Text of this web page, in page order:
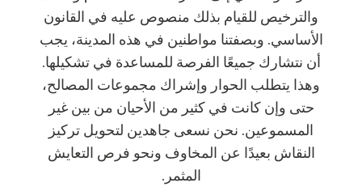
والترخيص للقيام بذلك منصوص عليه في القانون
الأساسي. وبصفتنا مواطنين في هذه المدينة، يجب
أن نتشارك جميعًا الفرصة للمساعدة في تشكيلها.
وهذا يتطلب الحوار وإشراك مجموعات المصالح،
حتى وإن كانت في كثير من الأحيان من بين غير
المسموعين. نحن نسعى جاهدين لتحويل تركيز
النقاش بعيدًا عن المخاوف ونحو فرص التعايش
المثمر.